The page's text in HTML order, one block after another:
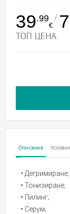
39.99
€
/
ТОП ЦЕНА
Описание Условия
• Дегримиране;
• Тонизиране;
• Пилинг;
• Серум;